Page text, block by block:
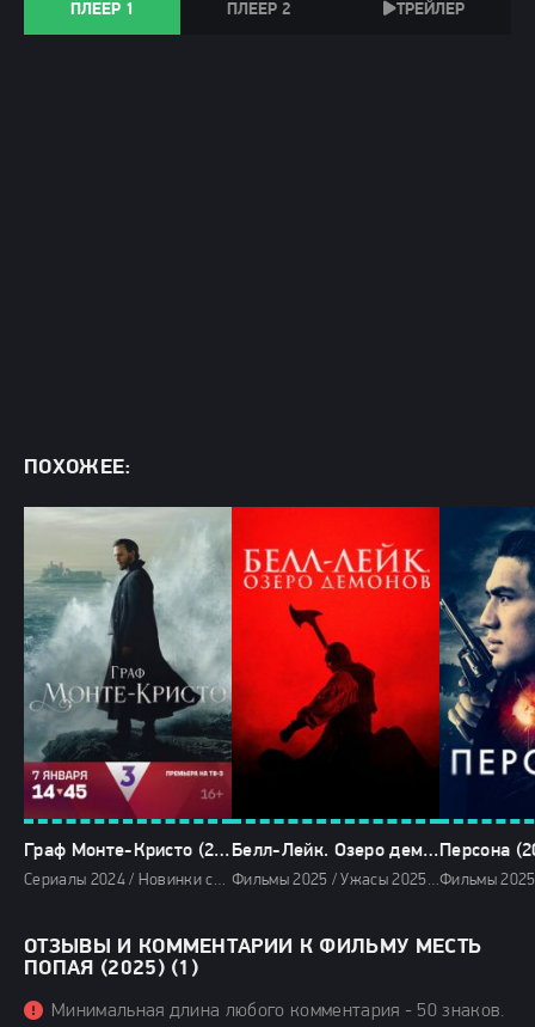
ПЛЕЕР 1 ПЛЕЕР 2 ТРЕЙЛЕР
ПОХОЖЕЕ:
Граф Монте-Кристо (2024)
Сериалы 2024 / Новинки сериалов 2024 / Драмы 2024 / Фильмы-приключения 2024 / Фильмы 2024 / Сериалы в озвучке TVShows / Смотреть фильмы онлайн
Белл-Лейк. Озеро демонов (2025)
Фильмы 2025 / Ужасы 2025 / Зарубежные фильмы 2025 / Новинки кино 2025 / Последние фильмы 2025 / Смотреть фильмы онлайн
Персона
ОТЗЫВЫ И КОММЕНТАРИИ К ФИЛЬМУ МЕСТЬ
ПОПАЯ (2025) (1)
Минимальная длина любого комментария - 50 знаков.